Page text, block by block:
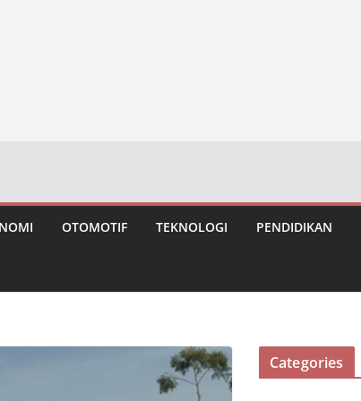
OTOMOTIF TEKNOLOGI PENDIDIKAN
Categories